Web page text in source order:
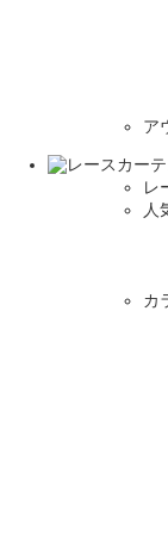
ア
レ
人
カ